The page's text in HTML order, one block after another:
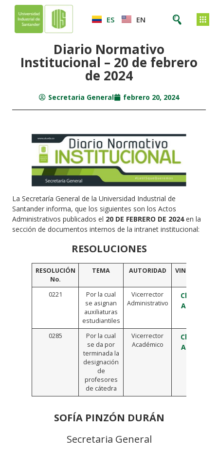
ES EN
Diario Normativo
Institucional – 20 de febrero
de 2024
Secretaria General febrero 20, 2024
La Secretaría General de la Universidad Industrial de
Santander informa, que los siguientes son los Actos
Administrativos publicados el 20 DE FEBRERO DE 2024en la
sección de documentos internos de la intranet institucional:
RESOLUCIONES
RESOLUCIÓN
No.
TEMA AUTORIDAD VINCULO
0221
Por la cual
se asignan
auxiliaturas
estudiantiles
Vicerrector
Administrativo
Click
Aquí
0285
Por la cual
se da por
terminada la
designación
de
profesores
de cátedra
Vicerrector
Académico
Click
Aquí
SOFÍA PINZÓN DURÁN
Secretaria General